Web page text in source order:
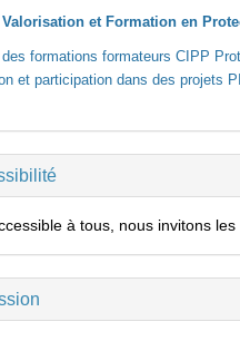
et Formation en
formations formateurs CIPP
et participation dans des projets
à tous, nous invitons